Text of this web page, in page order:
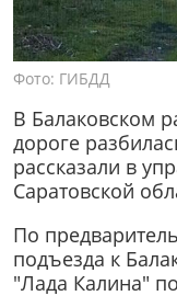
Фото: ГИБДД
В Балаковском
дороге
рассказали в
Саратовской
По
подъезда к
"Лада Калина"